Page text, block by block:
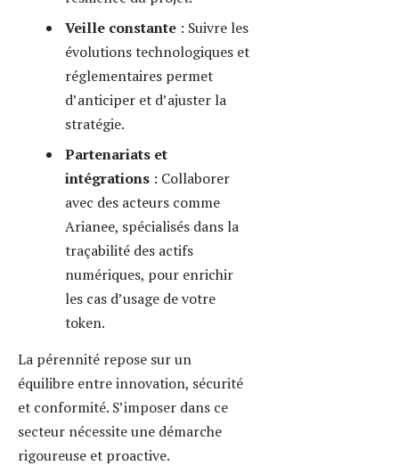
secteur nécessite une démarche
rigoureuse et proactive.
Testez vos
connaissances sur la
création de tokens
Sélectionnez la réponse
correcte pour chaque
question puis validez à la fin.
Q1. Quel standard est
tokens fongibles sur
Ethereum ?
BEP-20
ERC-20